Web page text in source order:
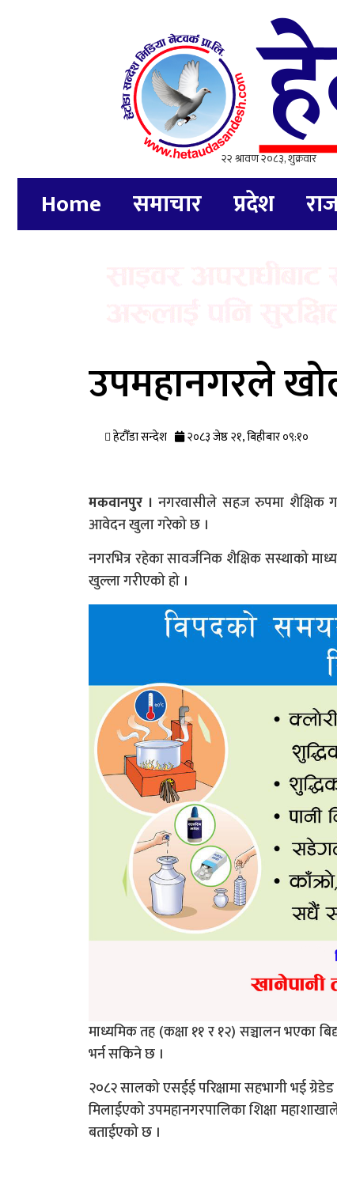
Home समाचार प्रदेश
उपमहानगरले
हेटौँडा सन्देश २०८३ जेष्ठ २१, बिहीबार ०९:१०
मकवानपुर । नगरवासीले सहज रुपमा शैक्षिक
आवेदन खुला गरेको छ ।
नगरभित्र रहेका सावर्जनिक शैक्षिक सस्थाको
खुल्ला गरीएको हो ।
माध्यमिक तह (कक्षा ११ र १२) सञ्चालन भएका
भर्न सकिने छ ।
२०८२ सालको एसईई परिक्षामा सहभागी भई
मिलाईएको उपमहानगरपालिका शिक्षा
बताईएको छ ।